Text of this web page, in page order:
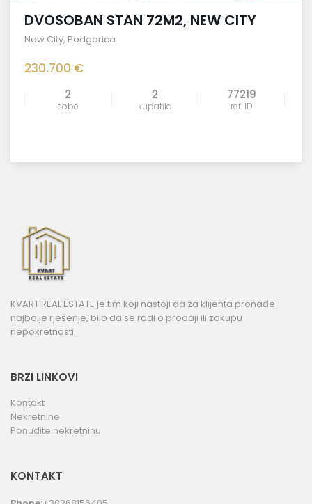
DVOSOBAN STAN 72M2, NEW CITY
New City, Podgorica
230.700 €
2
sobe
2
kupatila
77219
ref. ID
KVART REAL ESTATE je tim koji nastoji da za klijenta pronađe
najbolje rješenje, bilo da se radi o prodaji ili zakupu
nepokretnosti.
BRZI LINKOVI
Kontakt
Nekretnine
Ponudite nekretninu
KONTAKT